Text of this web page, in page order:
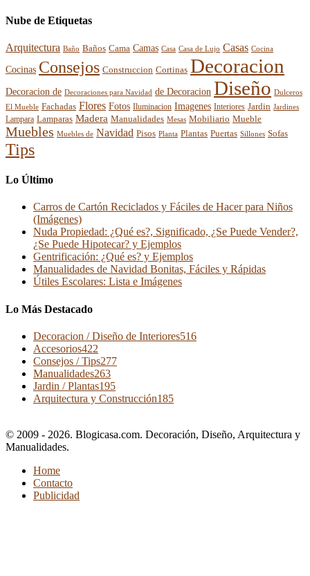
Nube de Etiquetas
Arquitectura Baño Baños Cama Camas Casa Casa de Lujo Casas Cocina
Cocinas Consejos Construccion Cortinas Decoracion
Decoracion de Decoraciones para Navidad de Decoracion Diseño Dulceros
El Mueble Fachadas Flores Fotos Iluminacion Imagenes Interiores Jardin Jardines
Lampara Lamparas Madera Manualidades Mesas Mobiliario Mueble
Muebles Muebles de Navidad Pisos Planta Plantas Puertas Sillones Sofas
Tips
Lo Último
Carros de Cartón Reciclados y Fáciles de Hacer para Niños
(Imágenes)
Nuda Propiedad: ¿Qué es?, Significado, ¿Se Puede Vender?,
¿Se Puede Hipotecar? y Ejemplos
Gentrificación: ¿Qué es? y Ejemplos
Manualidades de Navidad Bonitas, Fáciles y Rápidas
Útiles Escolares: Lista e Imágenes
Lo Más Destacado
Decoracion / Diseño de Interiores516
Accesorios422
Consejos / Tips277
Manualidades263
Jardin / Plantas195
Arquitectura y Construcción185
© 2009 - 2026. Blogicasa.com. Decoración, Diseño, Arquitectura y
Manualidades.
Home
Contacto
Publicidad